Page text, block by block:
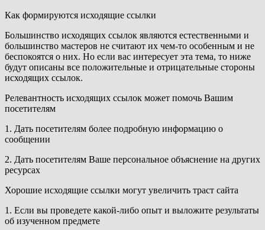
Как формируются исходящие ссылки
Большинство исходящих ссылок являются естественными и
большинство мастеров не считают их чем-то особенным и не
беспокоятся о них. Но если вас интересует эта тема, то ниже
будут описаны все положительные и отрицательные стороны
исходящих ссылок.
Релевантность исходящих ссылок может помочь Вашим
посетителям
1. Дать посетителям более подробную информацию о
сообщении
2. Дать посетителям Ваше персональное объяснение на других
ресурсах
Хорошие исходящие ссылки могут увеличить траст сайта
1. Если вы проведете какой-либо опыт и выложите результаты
об изученном предмете